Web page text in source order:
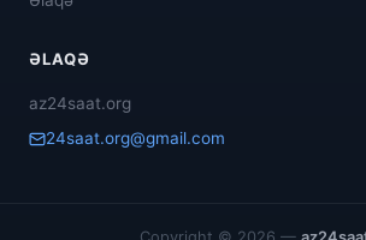
ƏLAQƏ
az24saat.org
24saat.org@gmail.com